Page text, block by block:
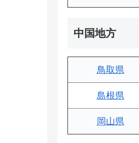
中国地方
鳥取県
島根県
岡山県